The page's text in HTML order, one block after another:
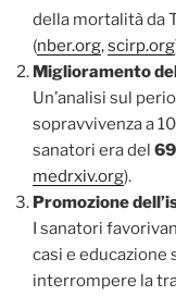
della mortalità da
(nber.org,scirp.org
Miglioramento
Un’analisi sul
sopravvivenza a
sanatori era del
medrxiv.org).
Promozione
I sanatori
casi e educazione
interrompere la